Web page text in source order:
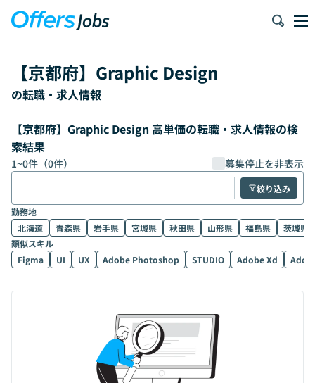
【京都府】 Graphic Design
の転職・求人情報
【京都府】Graphic Design 高単価の転職・求人情報の検
索結果
1~0件（0件） 募集停止を非表示
絞り込み
勤務地
北海道
青森県 岩手県 宮城県 秋田県 山形県 福島県
茨城県
類似スキル
Figma
UI UX Adobe Photoshop STUDIO Adobe Xd